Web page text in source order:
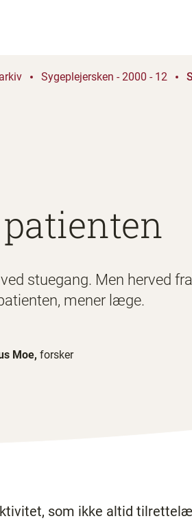
Sygeplejersken - 2000 - 12
stuegang. Men herved
mener læge.
Moe, forsker
som ikke altid